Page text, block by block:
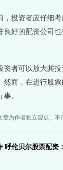
，投资者应仔细
好的配资公司
资者可以放大其
然而，在进行股
。
章为作者独立观点，不
呼伦贝尔股票配资